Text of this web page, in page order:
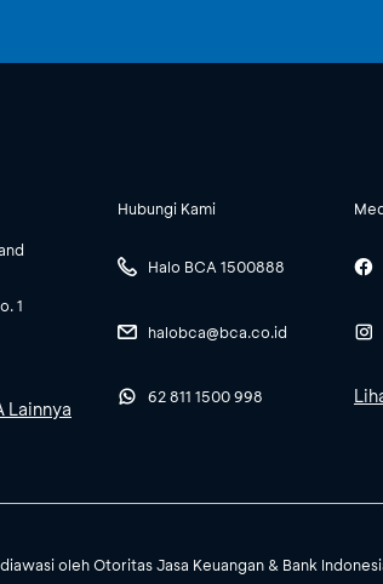
1
Lainnya
Hubungi Kami
Halo BCA 1500888
halobca@bca.co.id
62 811 1500 998
oleh Otoritas Jasa Keuangan & Bank